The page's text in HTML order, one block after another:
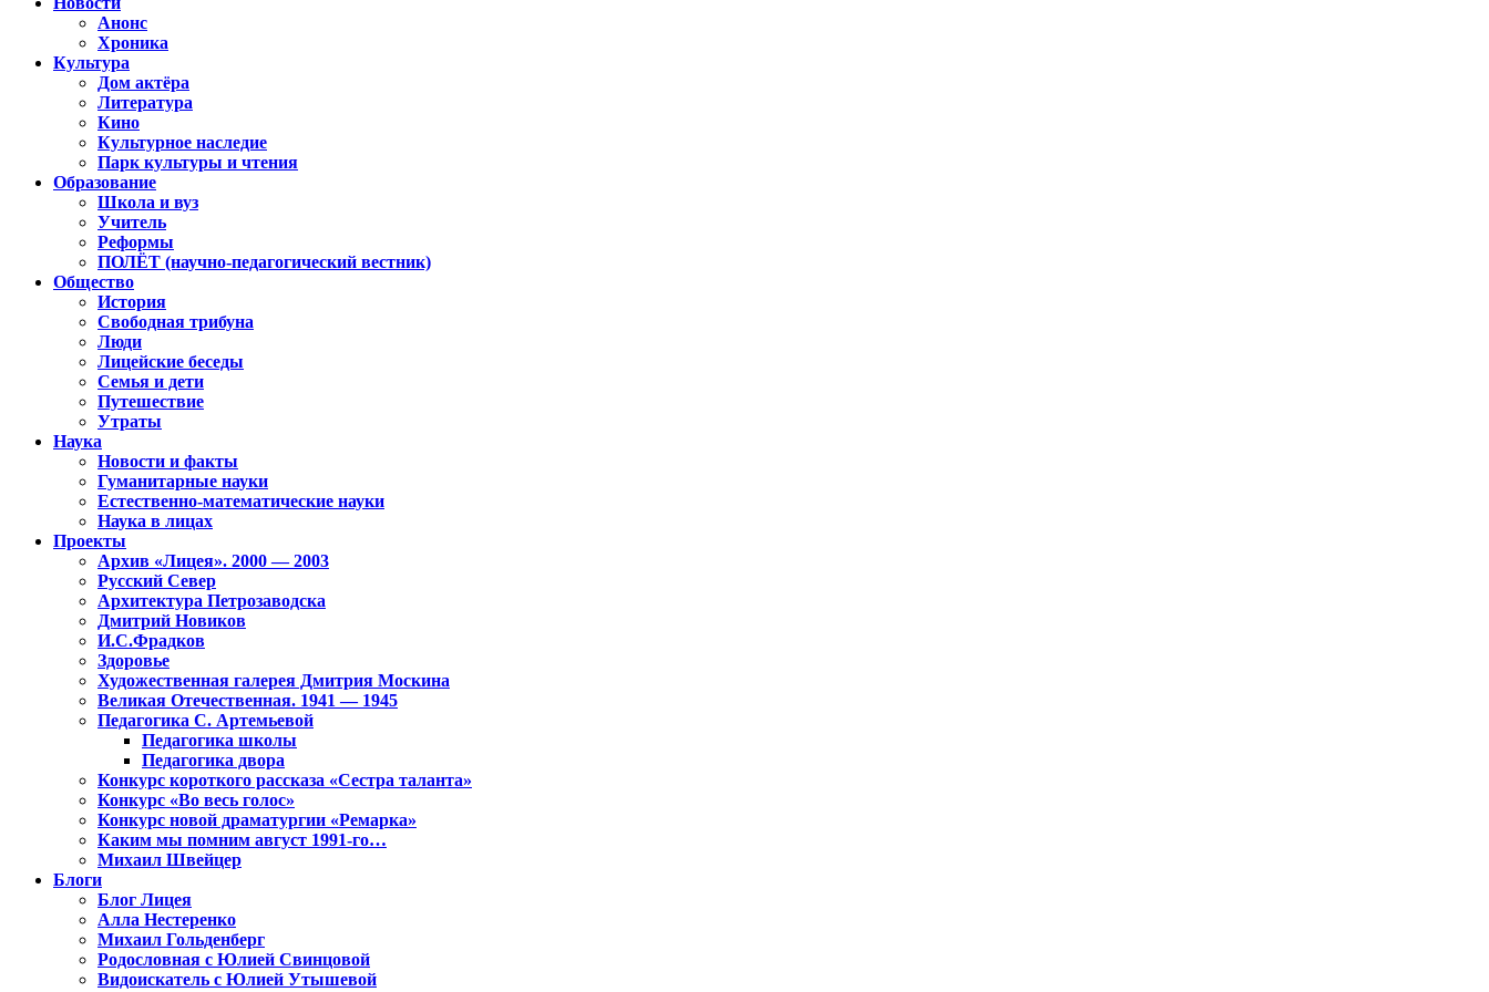
Анонс
Хроника
Культура
Дом актёра
Литература
Кино
Культурное наследие
Парк культуры и чтения
Образование
Школа и вуз
Учитель
Реформы
ПОЛЁТ (научно-педагогический вестник)
Общество
История
Свободная трибуна
Люди
Лицейские беседы
Семья и дети
Путешествие
Утраты
Наука
Новости и факты
Гуманитарные науки
Естественно-математические науки
Наука в лицах
Проекты
Архив «Лицея». 2000 — 2003
Русский Север
Архитектура Петрозаводска
Дмитрий Новиков
И.С.Фрадков
Здоровье
Художественная галерея Дмитрия Москина
Великая Отечественная. 1941 — 1945
Педагогика С. Артемьевой
Педагогика школы
Педагогика двора
Конкурс короткого рассказа «Сестра таланта»
Конкурс «Во весь голос»
Конкурс новой драматургии «Ремарка»
Каким мы помним август 1991-го…
Михаил Швейцер
Блоги
Блог Лицея
Алла Нестеренко
Михаил Гольденберг
Родословная с Юлией Свинцовой
Видоискатель с Юлией Утышевой